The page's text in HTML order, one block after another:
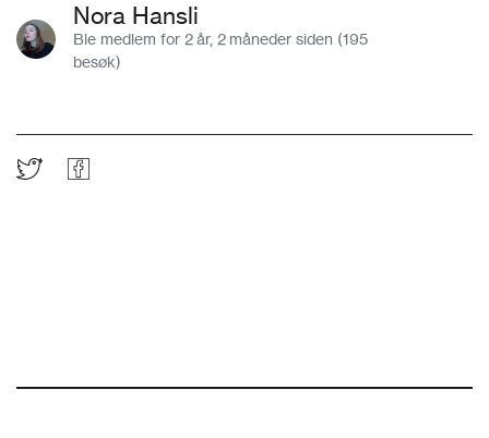
Nora Hansli
Ble medlem for 2 år, 2 måneder siden (195
besøk)